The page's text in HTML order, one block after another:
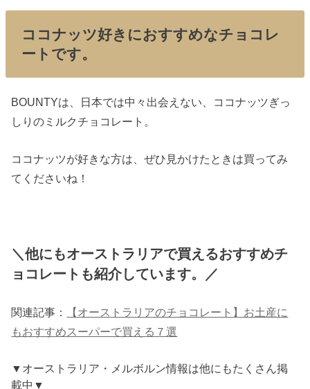
ココナッツ好きにおすすめなチョコレ
ートです。
BOUNTYは、日本では中々出会えない、ココナッツぎっ
しりのミルクチョコレート。
ココナッツが好きな方は、ぜひ見かけたときは買ってみ
てくださいね！
＼他にもオーストラリアで買えるおすすめチ
ョコレートも紹介しています。／
関連記事：
【オーストラリアのチョコレート】お土産に
もおすすめスーパーで買える７選
▼オーストラリア・メルボルン情報は他にもたくさん掲
載中▼